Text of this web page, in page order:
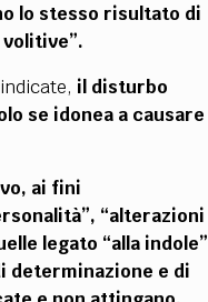
lo stesso risultato di
il disturbo
se idonea a causare
ai fini
“alterazioni
legato “alla indole”
determinazione e di